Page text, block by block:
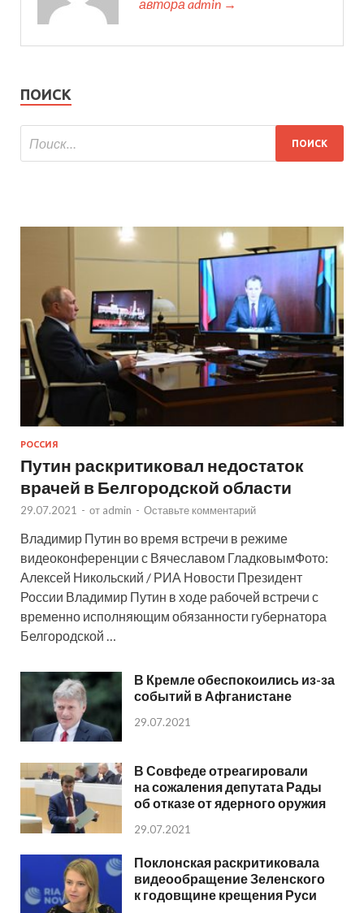
автора admin →
ПОИСК
РОССИЯ
Путин раскритиковал недостаток
врачей в Белгородской области
29.07.2021 - от admin - Оставьте комментарий
Владимир Путин во время встречи в режиме
видеоконференции с Вячеславом ГладковымФото:
Алексей Никольский / РИА Новости Президент
России Владимир Путин в ходе рабочей встречи с
временно исполняющим обязанности губернатора
Белгородской …
В Кремле обеспокоились из-за
событий в Афганистане
29.07.2021
В Совфеде отреагировали
на сожаления депутата Рады
об отказе от ядерного оружия
29.07.2021
Поклонская раскритиковала
видеообращение Зеленского
к годовщине крещения Руси